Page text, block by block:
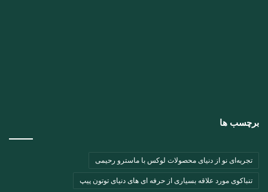
برچسب ها
تجربه‌ای نو از دنیای محصولات لوکس با ماسترو رحیمی
تنباکوی مورد علاقه بسیاری از حرفه ای های دنیای توتون پیپ